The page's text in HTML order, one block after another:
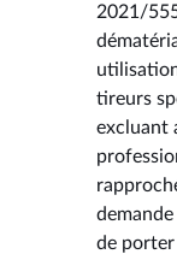
2021/
tireurs
excluant
de porter